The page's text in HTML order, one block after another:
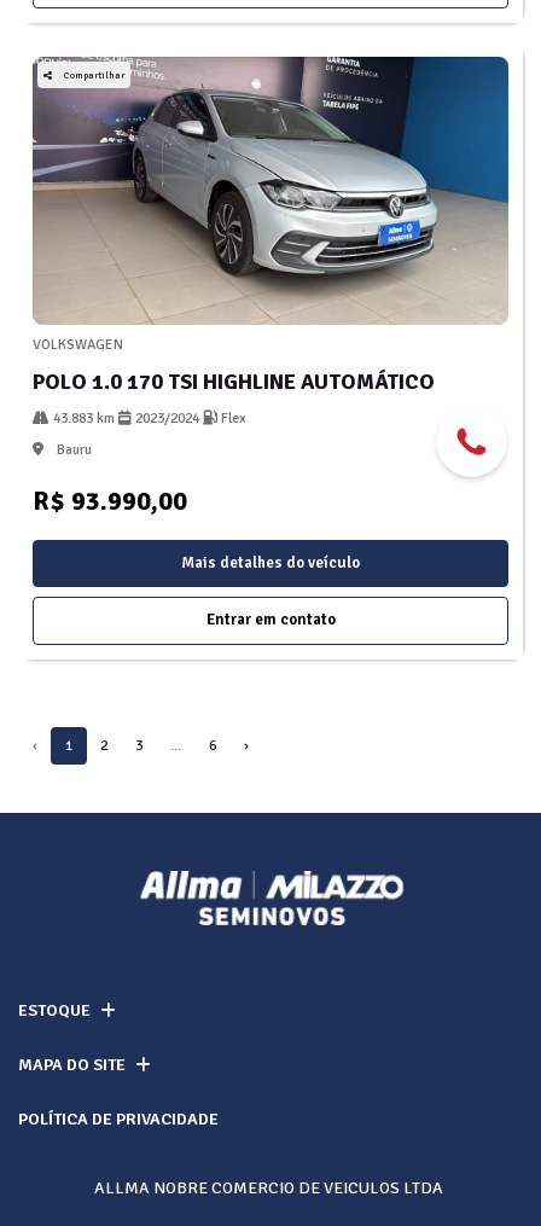
Compartilhar
VOLKSWAGEN
POLO 1.0 170 TSI HIGHLINE AUTOMÁTICO
43.883 km 2023/2024
Flex
Bauru
R$ 93.990,00
Mais detalhes do veículo
Entrar em contato
‹ 1 2 3 ... 6 ›
ESTOQUE
MAPA DO SITE
POLÍTICA DE PRIVACIDADE
ALLMA NOBRE COMERCIO DE VEICULOS LTDA